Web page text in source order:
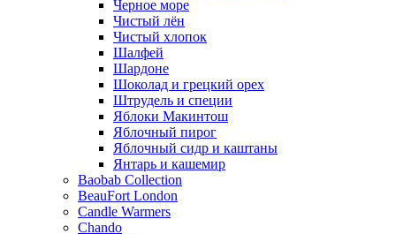
Черное море
Чистый лён
Чистый хлопок
Шалфей
Шардоне
Шоколад и грецкий орех
Штрудель и специи
Яблоки Макинтош
Яблочный пирог
Яблочный сидр и каштаны
Янтарь и кашемир
Baobab Collection
BeauFort London
Candle Warmers
Chando